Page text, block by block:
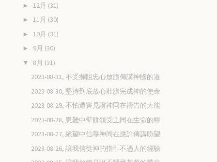
► 12月 (31)
► 11月 (30)
► 10月 (31)
► 9月 (30)
▼ 8月 (31)
2023-08-31, 不受攔阻忠心放膽傳講神國的道
2023-08-30, 堅持到底放心壯膽完成神的使命
2023-08-29, 不怕遭害見證神同在禱告的大能
2023-08-28, 患難中擘餅領受主同在生命的糧
2023-08-27, 絕望中信靠神同在應許傳講盼望
2023-08-26, 讓我信從神的指引不憑人的經驗